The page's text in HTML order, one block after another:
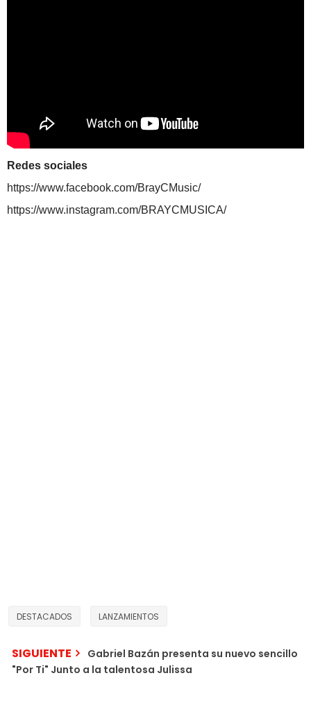
Redes sociales
https://www.facebook.com/BrayCMusic/
https://www.instagram.com/BRAYCMUSICA/
DESTACADOS LANZAMIENTOS
SIGUIENTE
Gabriel Bazán presenta su nuevo sencillo
"Por Ti" Junto a la talentosa Julissa